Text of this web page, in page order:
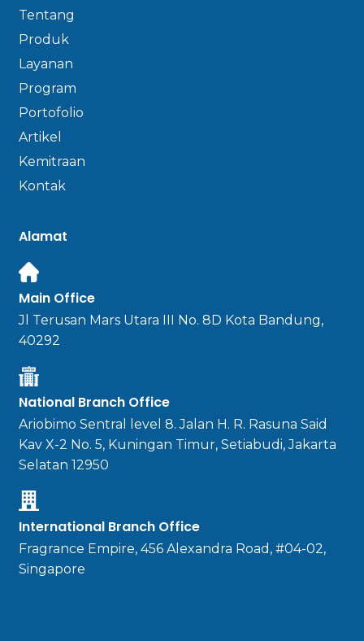
Tentang
Produk
Layanan
Program
Portofolio
Artikel
Kemitraan
Kontak
Alamat
Main Office
Jl Terusan Mars Utara III No. 8D Kota Bandung,
40292
National Branch Office
Ariobimo Sentral level 8. Jalan H. R. Rasuna Said
Kav X-2 No. 5, Kuningan Timur, Setiabudi, Jakarta
Selatan 12950
International Branch Office
Fragrance Empire, 456 Alexandra Road, #04-02,
Singapore